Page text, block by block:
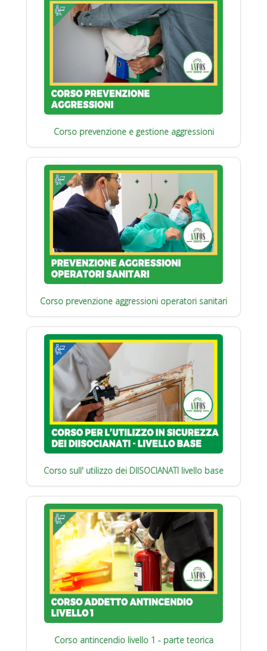
Corso prevenzione e gestione aggressioni
Corso prevenzione aggressioni operatori sanitari
Corso sull' utilizzo dei DIISOCIANATI livello base
Corso antincendio livello 1 - parte teorica